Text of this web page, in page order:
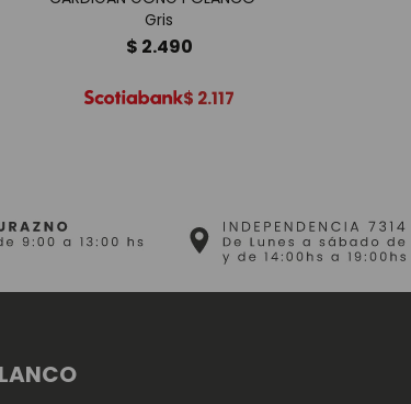
Gris
$ 2.490
$ 2.117